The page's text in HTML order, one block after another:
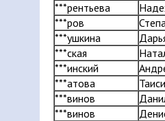
***рентьева
***ров
***ушкина
***ская
***инский
***атова
***винов
***винов